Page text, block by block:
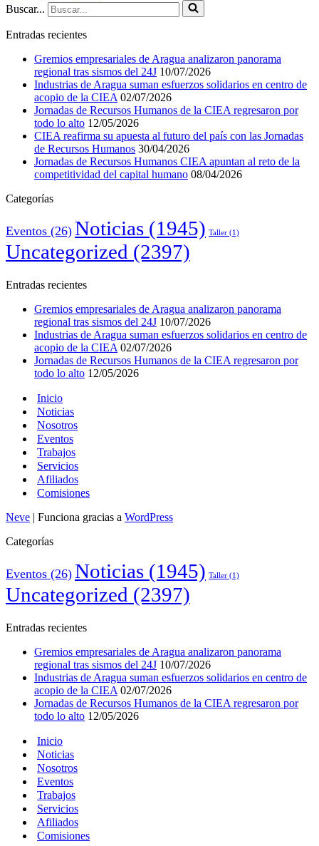
Buscar...
Entradas recientes
Gremios empresariales de Aragua analizaron panorama
regional tras sismos del 24J 10/07/2026
Industrias de Aragua suman esfuerzos solidarios en centro de
acopio de la CIEA 02/07/2026
Jornadas de Recursos Humanos de la CIEA regresaron por
todo lo alto 12/05/2026
CIEA reafirma su apuesta al futuro del país con las Jornadas
de Recursos Humanos 30/04/2026
Jornadas de Recursos Humanos CIEA apuntan al reto de la
competitividad del capital humano 08/04/2026
Categorías
Eventos (26) Noticias (1945) Taller (1)
Uncategorized (2397)
Entradas recientes
Gremios empresariales de Aragua analizaron panorama
regional tras sismos del 24J 10/07/2026
Industrias de Aragua suman esfuerzos solidarios en centro de
acopio de la CIEA 02/07/2026
Jornadas de Recursos Humanos de la CIEA regresaron por
todo lo alto 12/05/2026
Inicio
Noticias
Nosotros
Eventos
Trabajos
Servicios
Afiliados
Comisiones
Neve | Funciona gracias a WordPress
Categorías
Eventos (26) Noticias (1945) Taller (1)
Uncategorized (2397)
Entradas recientes
Gremios empresariales de Aragua analizaron panorama
regional tras sismos del 24J 10/07/2026
Industrias de Aragua suman esfuerzos solidarios en centro de
acopio de la CIEA 02/07/2026
Jornadas de Recursos Humanos de la CIEA regresaron por
todo lo alto 12/05/2026
Inicio
Noticias
Nosotros
Eventos
Trabajos
Servicios
Afiliados
Comisiones